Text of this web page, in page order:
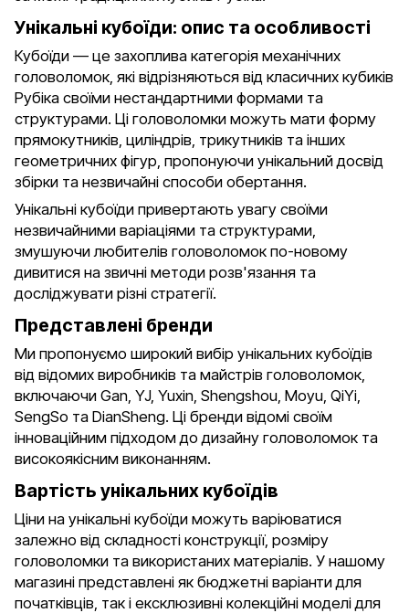
Унікальні кубоїди: опис та особливості
Кубоїди — це захоплива категорія механічних
головоломок, які відрізняються від класичних кубиків
Рубіка своїми нестандартними формами та
структурами. Ці головоломки можуть мати форму
прямокутників, циліндрів, трикутників та інших
геометричних фігур, пропонуючи унікальний досвід
збірки та незвичайні способи обертання.
Унікальні кубоїди привертають увагу своїми
незвичайними варіаціями та структурами,
змушуючи любителів головоломок по-новому
дивитися на звичні методи розв'язання та
досліджувати різні стратегії.
Представлені бренди
Ми пропонуємо широкий вибір унікальних кубоїдів
від відомих виробників та майстрів головоломок,
включаючи Gan, YJ, Yuxin, Shengshou, Moyu, QiYi,
SengSo та DianSheng. Ці бренди відомі своїм
інноваційним підходом до дизайну головоломок та
високоякісним виконанням.
Вартість унікальних кубоїдів
Ціни на унікальні кубоїди можуть варіюватися
залежно від складності конструкції, розміру
головоломки та використаних матеріалів. У нашому
магазині представлені як бюджетні варіанти для
початківців, так і ексклюзивні колекційні моделі для